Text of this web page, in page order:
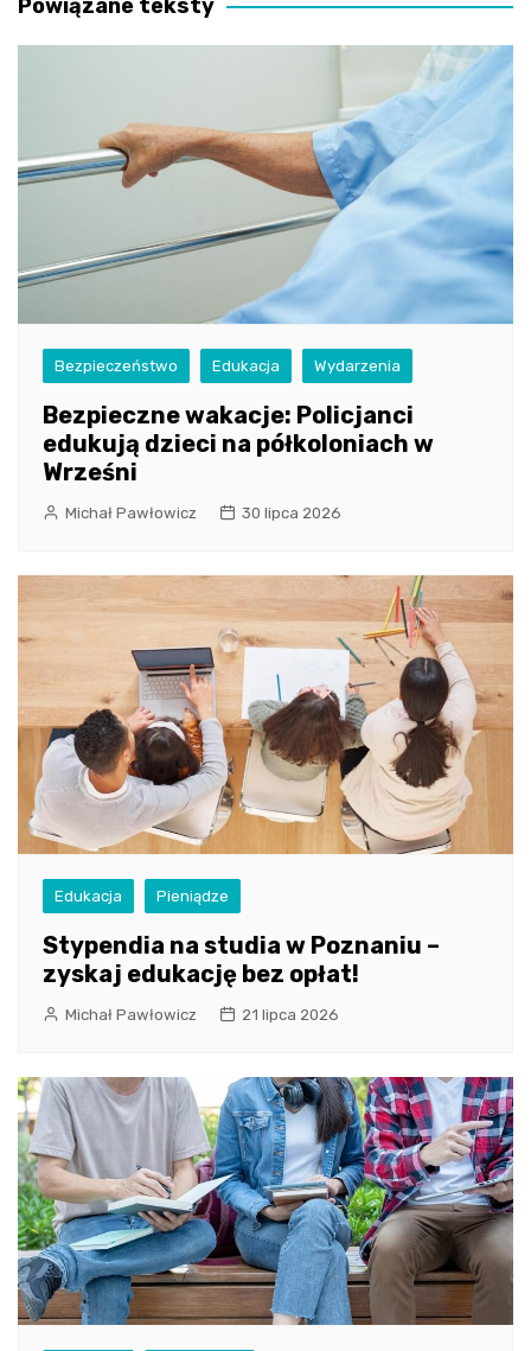
Powiązane teksty
Bezpieczeństwo Edukacja Wydarzenia
Bezpieczne wakacje: Policjanci
edukują dzieci na półkoloniach w
Wrześni
Michał Pawłowicz 30 lipca 2026
Edukacja Pieniądze
Stypendia na studia w Poznaniu –
zyskaj edukację bez opłat!
Michał Pawłowicz 21 lipca 2026